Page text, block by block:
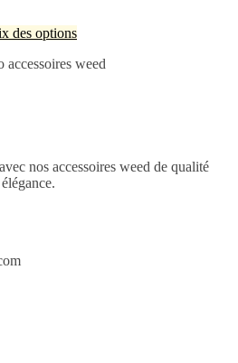
du
des optionsCe
a
être
nos accessoires weed de qualité